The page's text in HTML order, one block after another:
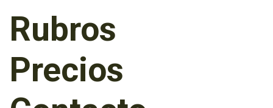
Rubros
Precios